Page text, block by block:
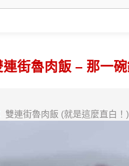
連街魯肉飯 – 那一
雙連街魯肉飯 (就是這麼直白！)